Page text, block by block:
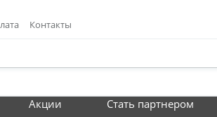
Контакты
Акции Стать партнером